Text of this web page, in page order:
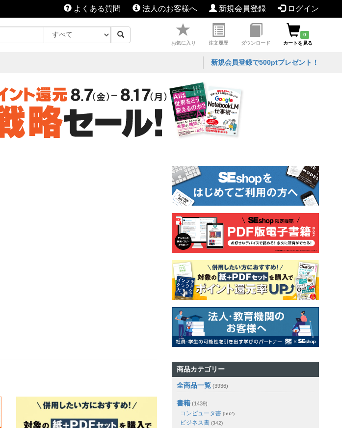
よくある質問 法人のお客様へ 新規会員登録 ログイン
お気に入り 注文履歴 ダウンロード
0
カートを見る
新規会員登録で500ptプレゼント！
商品カテゴリー
全商品一覧 (3936)
書籍 (1439)
コンピュータ書 (562)
ビジネス書 (342)